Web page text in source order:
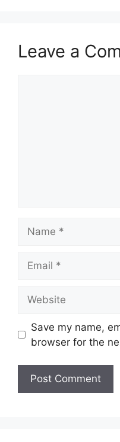
Leave a
Save my name,
browser for the